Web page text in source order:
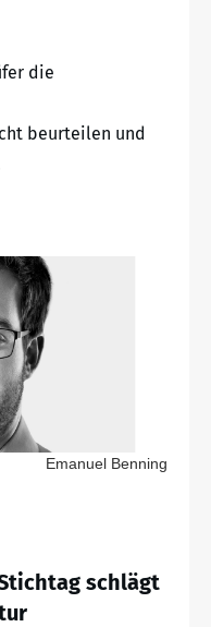
die
beurteilen und
Emanuel Benning
schlägt